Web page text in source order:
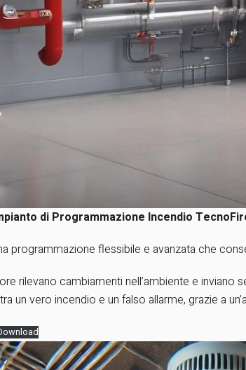
di Programmazione Incendio
programmazione flessibile e avanzata che
rilevano cambiamenti nell’ambiente e
un vero incendio e un falso allarme, grazie a